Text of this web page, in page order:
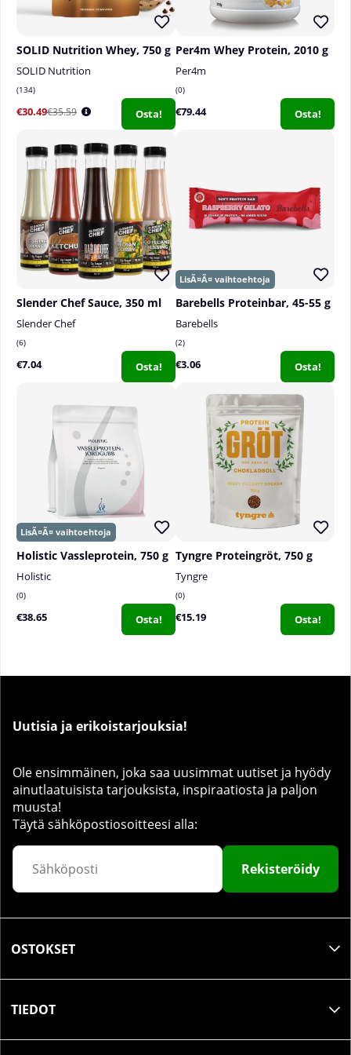
SOLID Nutrition Whey, 750 g
SOLID Nutrition
134
€30.49€35.59 Osta!
Per4m Whey Protein, 2010 g
Per4m
0
€79.44 Osta!
Slender Chef Sauce, 350 ml
Slender Chef
6
€7.04 Osta!
Barebells Proteinbar, 45-55 g
Barebells
2
€3.06 Osta!
Holistic Vassleprotein, 750 g
Holistic
0
€38.65 Osta!
Tyngre Proteingröt, 750 g
Tyngre
0
€15.19 Osta!
Uutisia ja erikoistarjouksia!
Ole ensimmäinen, joka saa uusimmat uutiset ja hyödy
ainutlaatuisista tarjouksista, inspiraatiosta ja paljon
muusta!
Täytä sähköpostiosoitteesi alla:
Rekisteröidy
OSTOKSET
TIEDOT